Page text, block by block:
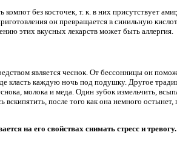
компот без косточек, т. к. в них присутствует
он превращается в синильную
этих вкусных лекарств может быть аллергия.
является чеснок. От бессонницы он
класть каждую ночь под подушку. Другое
молока и меда. Один зубок измельчить,
после того как она немного остынет,
на его свойствах снимать стресс и тревогу.